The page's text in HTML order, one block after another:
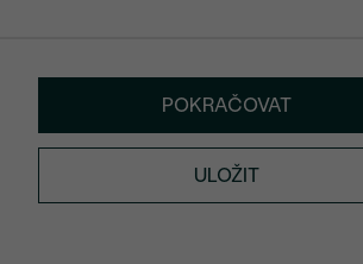
POKRAČOVAT
ULOŽIT
2 090 Kč SKLADEM